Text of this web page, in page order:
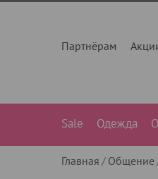
Партнёрам
Sale Одежда
Главная Общение